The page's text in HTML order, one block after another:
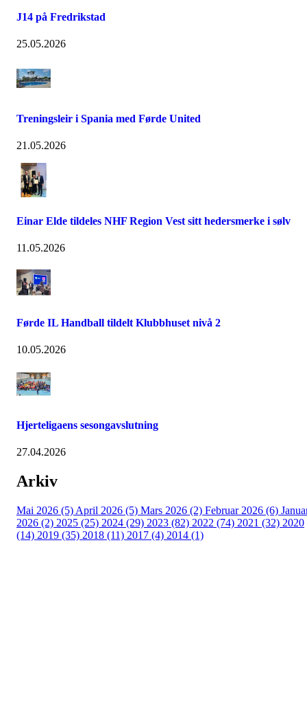
J14 på Fredrikstad
25.05.2026
Treningsleir i Spania med Førde United
21.05.2026
Einar Elde tildeles NHF Region Vest sitt hedersmerke i sølv
11.05.2026
Førde IL Handball tildelt Klubbhuset nivå 2
10.05.2026
Hjerteligaens sesongavslutning
27.04.2026
Arkiv
Mai 2026 (5) April 2026 (5) Mars 2026 (2) Februar 2026 (6)
2026 (2) 2025 (25) 2024 (29) 2023 (82) 2022 (74) 2021 (32) 2020
(14) 2019 (35) 2018 (11) 2017 (4) 2014 (1)